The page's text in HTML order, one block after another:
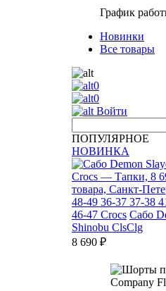
График
Новинки
Все товары
0
0
Войти
ПОПУЛЯРНОЕ
НОВИНКА
48-49 36-37 37-38
46-47 Crocs Сабо
Shinobu ClsClg
8 690 ₽